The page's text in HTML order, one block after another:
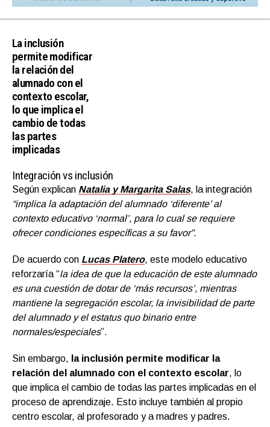
La inclusión
permite modificar
la relación del
alumnado con el
contexto escolar,
lo que implica el
cambio de todas
las partes
implicadas
Integración vs inclusión
Según explican Natalia y Margarita Salas, la integración
“implica la adaptación del alumnado ‘diferente’ al
contexto educativo ‘normal’, para lo cual se requiere
ofrecer condiciones específicas a su favor”.
De acuerdo con Lucas Platero, este modelo educativo
reforzaría “la idea de que la educación de este alumnado
es una cuestión de dotar de ‘más recursos’, mientras
mantiene la segregación escolar, la invisibilidad de parte
del alumnado y el estatus quo binario entre
normales/especiales”.
Sin embargo, la inclusión permite modificar la
relación del alumnado con el contexto escolar, lo
que implica el cambio de todas las partes implicadas en el
proceso de aprendizaje. Esto incluye también al propio
centro escolar, al profesorado y a madres y padres.